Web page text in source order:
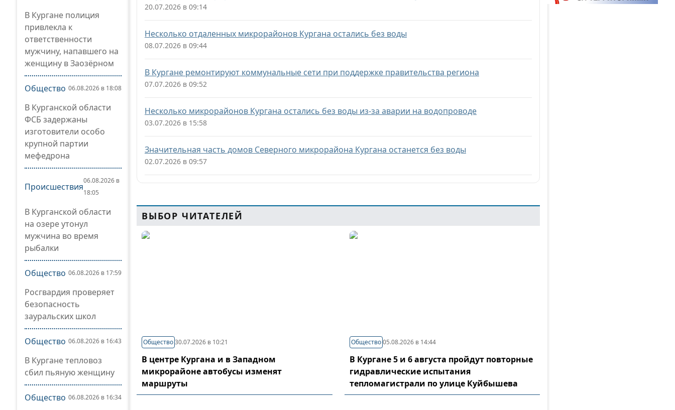
В Кургане полиция
привлекла к
ответственности
мужчину, напавшего на
женщину в Заозёрном
Общество 06.08.2026 в 18:08
В Курганской области
ФСБ задержаны
изготовители особо
крупной партии
мефедрона
Происшествия
06.08.2026 в
18:05
В Курганской области
на озере утонул
мужчина во время
рыбалки
Общество 06.08.2026 в 17:59
Росгвардия проверяет
безопасность
зауральских школ
Общество 06.08.2026 в 16:43
В Кургане тепловоз
сбил пьяную женщину
Общество 06.08.2026 в 16:34
20.07.2026 в 09:14
Несколько отдаленных микрорайонов Кургана остались без воды
08.07.2026 в 09:44
В Кургане ремонтируют коммунальные сети при поддержке правительства региона
07.07.2026 в 09:52
Несколько микрорайонов Кургана остались без воды из-за аварии на водопроводе
03.07.2026 в 15:58
Значительная часть домов Северного микрорайона Кургана останется без воды
02.07.2026 в 09:57
ВЫБОР ЧИТАТЕЛЕЙ
Общество30.07.2026 в 10:21
В центре Кургана и в Западном
микрорайоне автобусы изменят
маршруты
Общество 05.08.2026 в 14:44
В Кургане 5 и 6 августа пройдут повторные
гидравлические испытания
тепломагистрали по улице Куйбышева